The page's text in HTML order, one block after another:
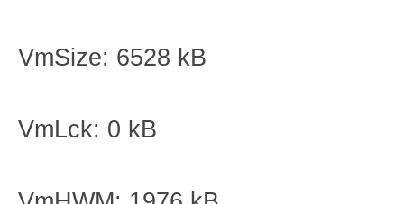
VmSize: 6528 kB
VmLck: 0 kB